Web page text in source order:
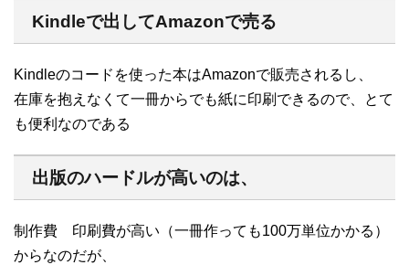
Kindleで出してAmazonで売る
Kindleのコードを使った本はAmazonで販売されるし、
在庫を抱えなくて一冊からでも紙に印刷できるので、とて
も便利なのである
出版のハードルが高いのは、
制作費 印刷費が高い（一冊作っても100万単位かかる）
からなのだが、